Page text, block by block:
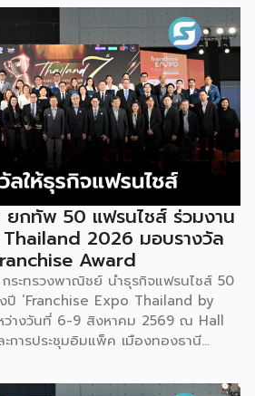
วิจัย ดูแลเรื่องการวิจัยในภาพรวม รวม
บสนุนนักวิจัย ตั้งแต่ระดับเยาวชนไปจนถึง
เป็นหน่วยงานผู้อยู่เบื้องหลังงานวิจัย
ยน้ำ กิจกรรมที่นำมาจัดแสดงในบูธ
นที่ วช. สนับสนุนภายใต้ชุดโครงการ
ป้าหมายชัดเจน คือการแนะแนวและ
นำนวัตกรรมที่ต่อยอดมาจากงานวิจัย
ยได้จริงในเชิงพาณิชย์ ไม่ใช่แค่งาน
สินค้าที่นำมาโชว์ในบูธจึงเป็นผลิตภัณฑ์
ๆ บางแบรนด์ขายออนไลน์ บางแบรนด์
จากนี้ ยังมีการสาธิตนำผลิตภัณฑ์ไป
องดื่มให้ผู้ร่วมงานเห็นวิธีใช้งานจริง
มาวางขายแบบเดิม ๆ แต่แปรรูปเป็น
งานได้ชิมสดๆ หน้าบูธ เพื่อดึงดูดและ
นงานได้ทดลองสัมผัสสินค้าจริง และหาก
ชื้อ กลับไปทำเครื่องดื่มต่อเองที่บ้านได้
กทัพ 50 แฟรนไชส์ ร่วมงาน
2026 มอบรางวัล
Award
ระทรวงพาณิชย์ นำธุรกิจแฟรนไชส์ 50
ปี ‘Franchise Expo Thailand by
หว่างวันที่ 6-9 สิงหาคม 2569 ณ Hall
ารประชุมอิมแพ็ค เมืองทองธานี
จแฟรนไชส์ที่อยู่ในการส่งเสริมสนับสนุน